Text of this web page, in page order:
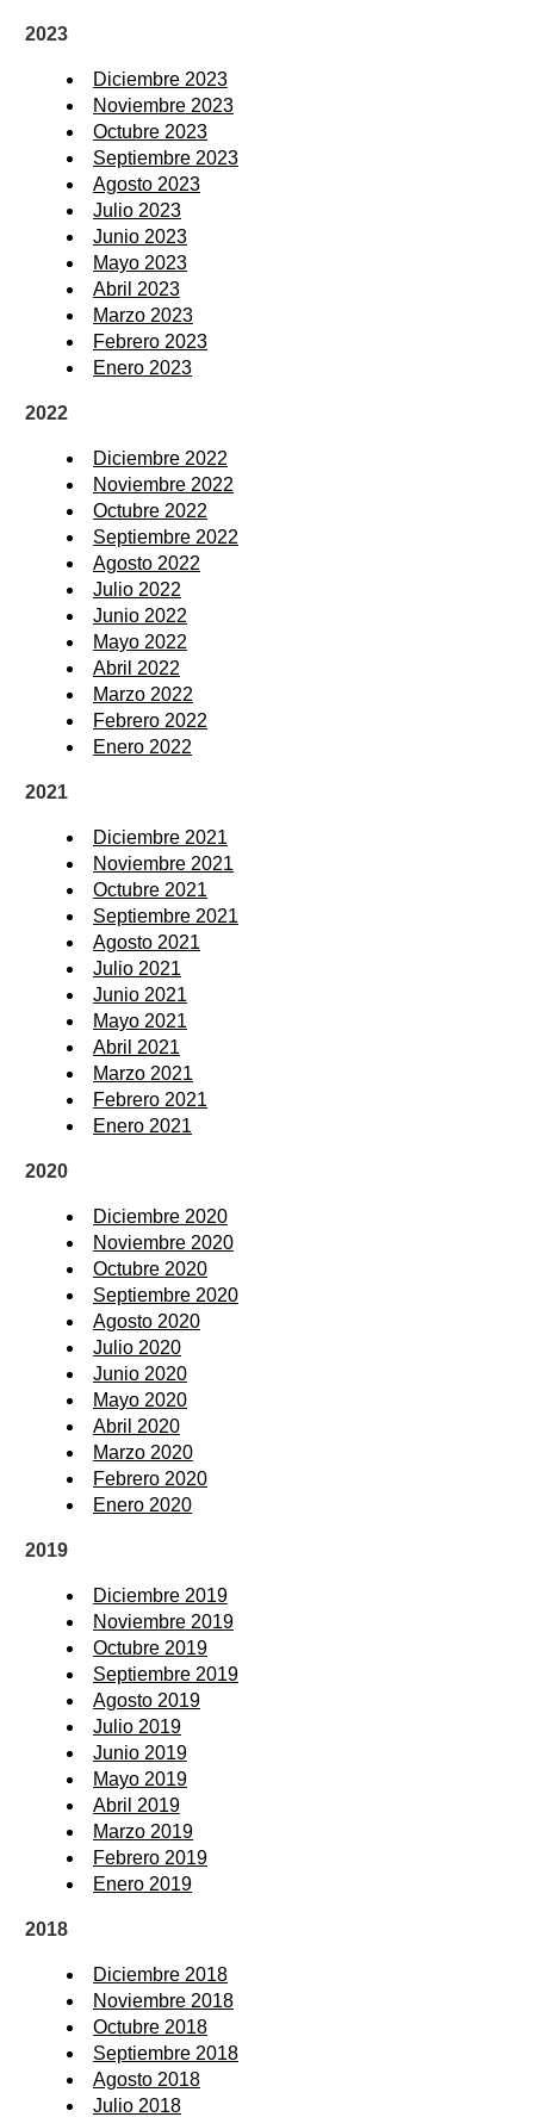
2023
Diciembre 2023
Noviembre 2023
Octubre 2023
Septiembre 2023
Agosto 2023
Julio 2023
Junio 2023
Mayo 2023
Abril 2023
Marzo 2023
Febrero 2023
Enero 2023
2022
Diciembre 2022
Noviembre 2022
Octubre 2022
Septiembre 2022
Agosto 2022
Julio 2022
Junio 2022
Mayo 2022
Abril 2022
Marzo 2022
Febrero 2022
Enero 2022
2021
Diciembre 2021
Noviembre 2021
Octubre 2021
Septiembre 2021
Agosto 2021
Julio 2021
Junio 2021
Mayo 2021
Abril 2021
Marzo 2021
Febrero 2021
Enero 2021
2020
Diciembre 2020
Noviembre 2020
Octubre 2020
Septiembre 2020
Agosto 2020
Julio 2020
Junio 2020
Mayo 2020
Abril 2020
Marzo 2020
Febrero 2020
Enero 2020
2019
Diciembre 2019
Noviembre 2019
Octubre 2019
Septiembre 2019
Agosto 2019
Julio 2019
Junio 2019
Mayo 2019
Abril 2019
Marzo 2019
Febrero 2019
Enero 2019
2018
Diciembre 2018
Noviembre 2018
Octubre 2018
Septiembre 2018
Agosto 2018
Julio 2018